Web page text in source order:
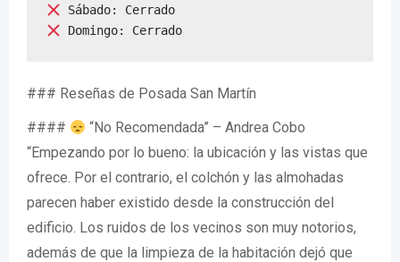
Domingo: Cerrado
### Reseñas de Posada San Martín
####
“No Recomendada” – Andrea Cobo
“Empezando por lo bueno: la ubicación y las vistas que
ofrece. Por el contrario, el colchón y las almohadas
parecen haber existido desde la construcción del
edificio. Los ruidos de los vecinos son muy notorios,
además de que la limpieza de la habitación dejó que